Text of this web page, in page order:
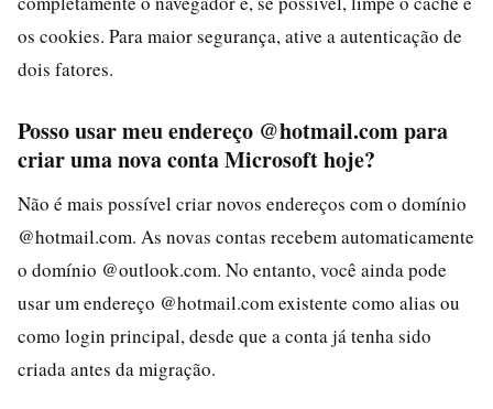
os cookies. Para maior segurança, ative a autenticação de
dois fatores.
Posso usar meu endereço @hotmail.com para
criar uma nova conta Microsoft hoje?
Não é mais possível criar novos endereços com o domínio
@hotmail.com. As novas contas recebem automaticamente
o domínio @outlook.com. No entanto, você ainda pode
usar um endereço @hotmail.com existente como alias ou
como login principal, desde que a conta já tenha sido
criada antes da migração.